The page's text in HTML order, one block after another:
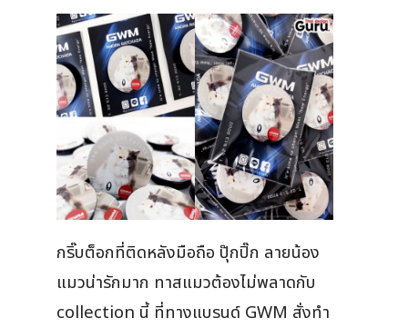
กริ๊บต็อกที่ติดหลังมือถือ ปุ๊กปิ๊ก ลายน้อง
แมวน่ารักมาก ทาสแมวต้องไม่พลาดกับ
collection นี้ ที่ทางแบรนด์ GWM สั่งทำ